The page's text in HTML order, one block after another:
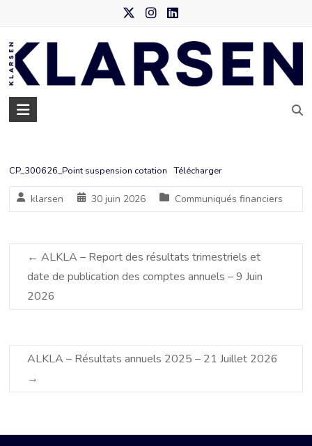
content
Klarsen
de
data
CP_300626_Point suspension cotation Télécharger
klarsen 30 juin 2026 Communiqués financiers
← ALKLA – Report des résultats trimestriels et
date de publication des comptes annuels – 9 Juin
2026
ALKLA – Résultats annuels 2025 – 21 Juillet 2026
→